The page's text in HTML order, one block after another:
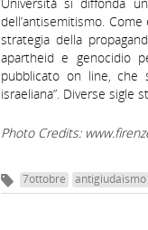
dell’antisemitismo.
strategia della
apartheid e genocidio
pubblicato on line, che
israeliana”. Diverse sigle
Photo Credits:
7ottobre antigiudaismo